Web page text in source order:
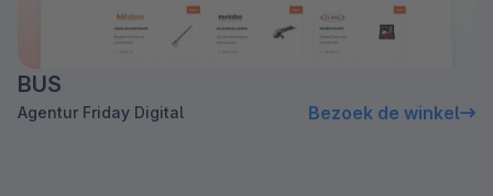
BUS
Agentur Friday Digital Bezoek de winkel